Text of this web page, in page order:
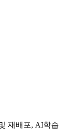
재배포, AI학습